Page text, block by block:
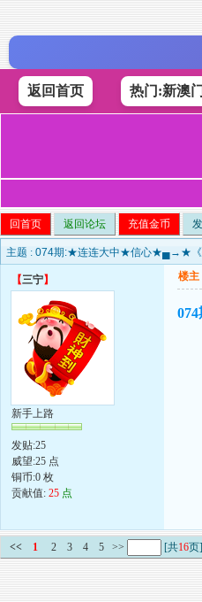
返回首页 热门:新澳
回首页 返回论坛 充值金币
主题 : 074期:★连连大中★信心★▄→★《
【三宁】
新手上路
发贴:25
威望:25 点
铜币:0 枚
贡献值: 25 点
楼主
<< 1 2 3 4 5 >> [共16页]